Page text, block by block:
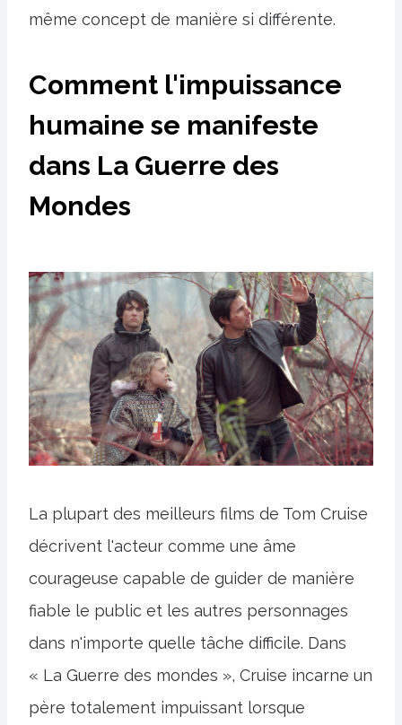
même concept de manière si différente.
Comment l'impuissance
humaine se manifeste
dans La Guerre des
Mondes
La plupart des meilleurs films de Tom Cruise
décrivent l'acteur comme une âme
courageuse capable de guider de manière
fiable le public et les autres personnages
dans n'importe quelle tâche difficile. Dans
« La Guerre des mondes », Cruise incarne un
père totalement impuissant lorsque